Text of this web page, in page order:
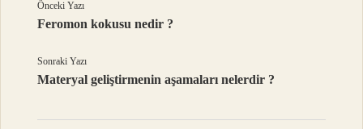
Önceki Yazı
Feromon kokusu nedir ?
Sonraki Yazı
Materyal geliştirmenin aşamaları nelerdir ?